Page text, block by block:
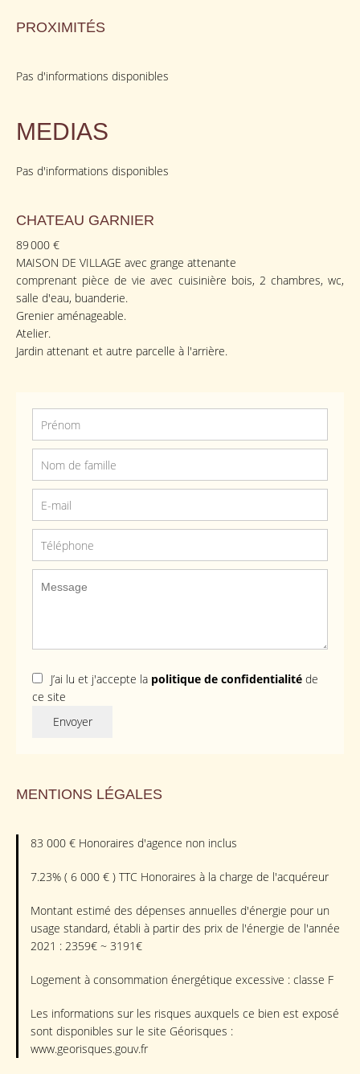
PROXIMITÉS
Pas d'informations disponibles
MEDIAS
Pas d'informations disponibles
CHATEAU GARNIER
89 000 €
MAISON DE VILLAGE avec grange attenante
comprenant pièce de vie avec cuisinière bois, 2 chambres, wc,
salle d'eau, buanderie.
Grenier aménageable.
Atelier.
Jardin attenant et autre parcelle à l'arrière.
J’ai lu et j'accepte la politique de confidentialité de
ce site
Envoyer
MENTIONS LÉGALES
83 000 € Honoraires d'agence non inclus
7.23% ( 6 000 € ) TTC Honoraires à la charge de l'acquéreur
Montant estimé des dépenses annuelles d'énergie pour un
usage standard, établi à partir des prix de l'énergie de l'année
2021 : 2359€ ~ 3191€
Logement à consommation énergétique excessive : classe F
Les informations sur les risques auxquels ce bien est exposé
sont disponibles sur le site Géorisques :
www.georisques.gouv.fr